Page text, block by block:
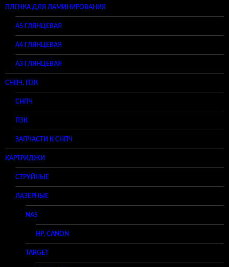
ПЛЕНКА ДЛЯ ЛАМИНИРОВАНИЯ
A5 ГЛЯНЦЕВАЯ
А4 ГЛЯНЦЕВАЯ
A3 ГЛЯНЦЕВАЯ
СНПЧ, ПЗК
СНПЧ
ПЗК
ЗАПЧАСТИ К СНПЧ
КАРТРИДЖИ
СТРУЙНЫЕ
ЛАЗЕРНЫЕ
NAS
HP, CANON
TARGET